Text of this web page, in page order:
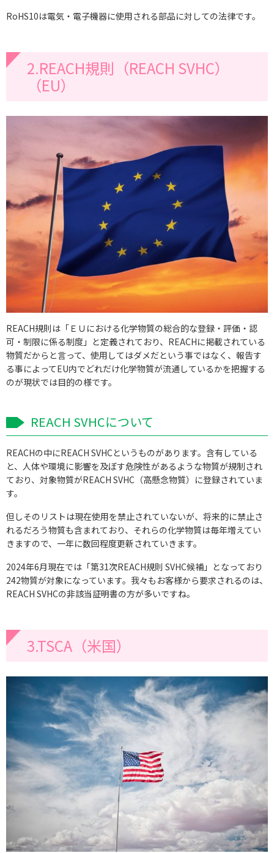
RoHS10は電気・電子機器に使用される部品に対しての法律です。
2.REACH規則（REACH SVHC）
（EU）
REACH規則は「ＥＵにおける化学物質の総合的な登録・評価・認
可・制限に係る制度」と定義されており、REACHに掲載されている
物質だからと言って、使用してはダメだという事ではなく、報告す
る事によってEU内でどれだけ化学物質が流通しているかを把握する
のが現状では目的の様です。
REACH SVHCについて
REACHの中にREACH SVHCというものがあります。含有している
と、人体や環境に影響を及ぼす危険性があるような物質が規制され
ており、対象物質がREACH SVHC（高懸念物質）に登録されていま
す。
但しそのリストは現在使用を禁止されていないが、将来的に禁止さ
れるだろう物質も含まれており、それらの化学物質は毎年増えてい
きますので、一年に数回程度更新されていきます。
2024年6月現在では「第31次REACH規則 SVHC候補」となっており
242物質が対象になっています。我々もお客様から要求されるのは、
REACH SVHCの非該当証明書の方が多いですね。
3.TSCA（米国）